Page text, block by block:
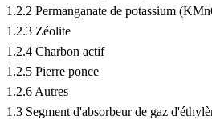
1.2.2 Permanganate de potassium
1.2.3 Zéolite
1.2.4 Charbon actif
1.2.5 Pierre ponce
1.2.6 Autres
1.3 Segment d'absorbeur de gaz